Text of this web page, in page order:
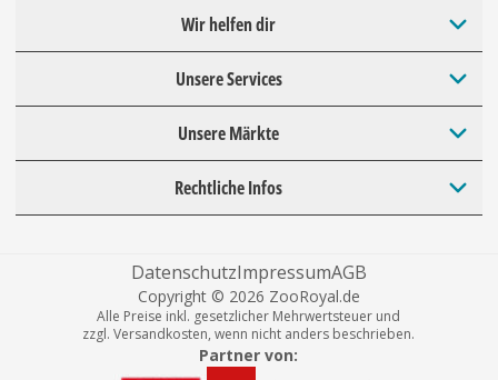
Wir helfen dir
Unsere Services
Unsere Märkte
Rechtliche Infos
DatenschutzImpressumAGB
Copyright © 2026 ZooRoyal.de
Alle Preise inkl. gesetzlicher Mehrwertsteuer und
zzgl. Versandkosten, wenn nicht anders beschrieben.
Partner von: